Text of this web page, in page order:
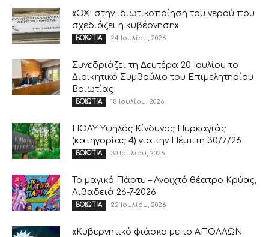
«ΟΧΙ στην ιδιωτικοποίηση του νερού που
σχεδιάζει η κυβέρνηση»
ΒΟΙΩΤΙΑ 24 Ιουλίου, 2026
Συνεδριάζει τη Δευτέρα 20 Ιουλίου το
Διοικητικό Συμβούλιο του Επιμελητηρίου
Βοιωτίας
ΒΟΙΩΤΙΑ 18 Ιουλίου, 2026
ΠΟΛΥ Υψηλός Κίνδυνος Πυρκαγιάς
(κατηγορίας 4) για την Πέμπτη 30/7/26
ΒΟΙΩΤΙΑ 30 Ιουλίου, 2026
Το μαγικό Πάρτυ – Ανοιχτό θέατρο Κρύας,
Λιβαδειά 26-7-2026
ΒΟΙΩΤΙΑ 22 Ιουλίου, 2026
«Κυβερνητικό φιάσκο με το ΑΠΟΛΛΩΝ.